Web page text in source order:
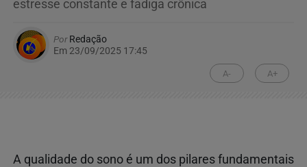
estresse constante e fadiga crônica
PorRedação
Em 23/09/2025 17:45
A- A+
A qualidade do sono é um dos pilares fundamentais